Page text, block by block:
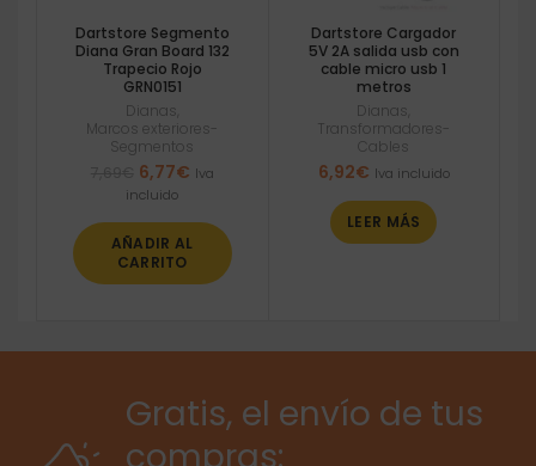
Dartstore Segmento
Diana Gran Board 132
Trapecio Rojo
GRN0151
Dianas
Marcos exteriores-
Segmentos
El
precio
era:
7,69€.
6,77€El
es:
6,77€.
Iva
incluido
AÑADIR AL
CARRITO
Dartstore Cargador
5V 2A salida usb con
cable micro usb 1
metros
Dianas
Transformadores-
Cables
6,92€ Iva incluido
LEER MÁS
Gratis, el envío de tus